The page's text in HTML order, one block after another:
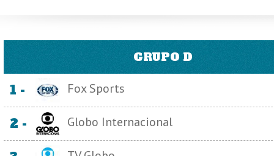
GRUPO D
1 - Fox Sports
2 - Globo Internacional